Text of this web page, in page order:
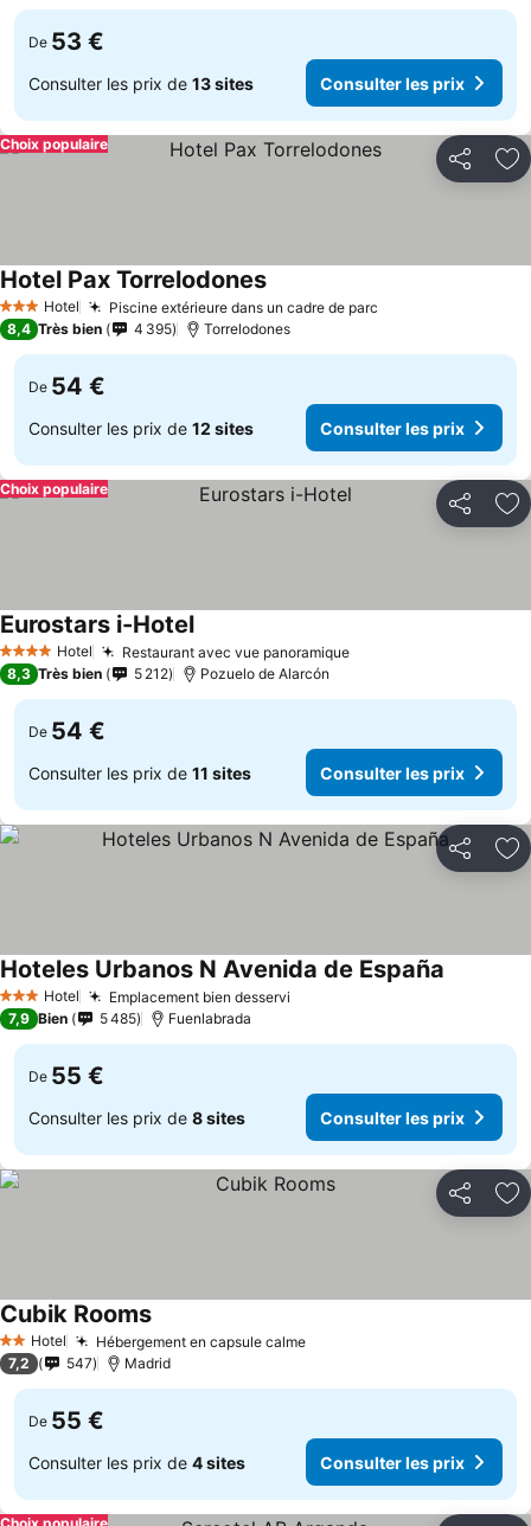
De 53 €
Consulter les prix de 13 sites Consulter les prix
Partager
Choix populaire
3 ÉtoilesHotel Piscine extérieure dans un cadre de parc
Hotel Pax TorrelodonesConsulter les prix
8,4 Très bien 4 395 Torrelodones
De 54 €
Consulter les prix de 12 sites Consulter les prix
Partager
Choix populaire
4 Étoiles Hotel Restaurant avec vue panoramiqueConsulter les prix
Eurostars i-HotelConsulter les prix
8,3 Très bien 5 212 Pozuelo de Alarcón
De 54 €
Consulter les prix de 11 sites Consulter les prix
Partager
3 ÉtoilesHotel Emplacement bien desservi
Hoteles Urbanos N Avenida de España
7,9 Bien 5 485 Fuenlabrada
De 55 €
Consulter les prix de 8 sites Consulter les prix
Partager
2 Étoiles
Hotel Hébergement en capsule calmeConsulter les prix
Cubik RoomsConsulter les prix
7,2 547 Madrid
De 55 €
Consulter les prix de 4 sites Consulter les prix